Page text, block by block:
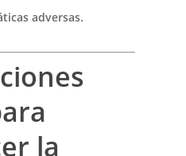
adversas.
la